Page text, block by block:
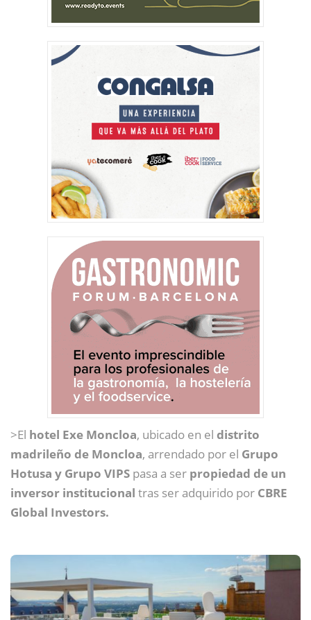
>El hotel Exe Moncloa, ubicado en el distrito
madrileño de Moncloa, arrendado por el Grupo
Hotusa y Grupo VIPS pasa a ser propiedad de un
inversor institucional tras ser adquirido por CBRE
Global Investors.